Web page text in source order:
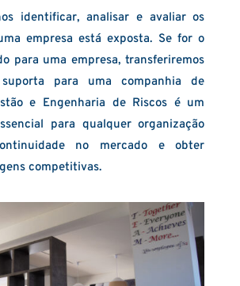
identificar, analisar e avaliar os
empresa está exposta. Se for o
para uma empresa, transferiremos
para uma companhia de
e Engenharia de Riscos é um
para qualquer organização
no mercado e obter
competitivas.